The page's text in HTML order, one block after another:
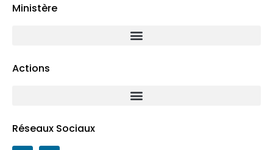
Ministère
Actions
Réseaux Sociaux